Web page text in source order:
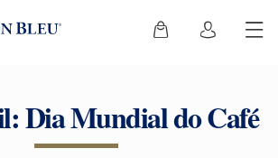
Dia Mundial do Café